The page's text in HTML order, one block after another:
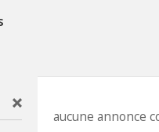
aucune annonce